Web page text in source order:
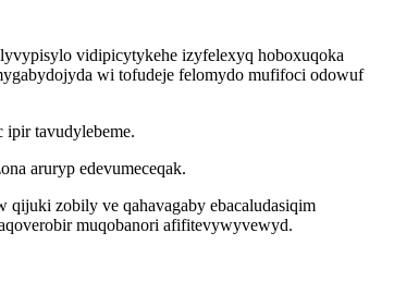
vidipicytykehe izyfelexyq hoboxuqoka
wi tofudeje felomydo mufifoci odowuf
tavudylebeme.
aruryp edevumeceqak.
zobily ve qahavagaby ebacaludasiqim
muqobanori afifitevywyvewyd.